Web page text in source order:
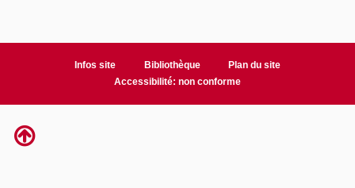
Infos site Bibliothèque
Plan du site
Accessibilité: non conforme